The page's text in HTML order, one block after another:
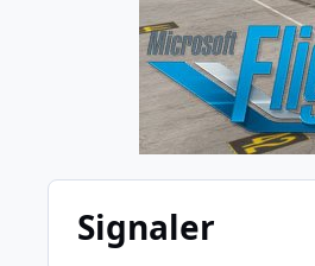
Signaler